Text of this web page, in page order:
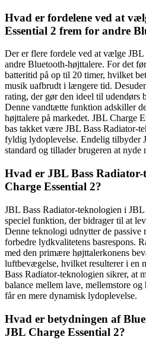
Hvad er fordelene ved at
Essential 2 frem for andre
Der er flere fordele ved at vælge
andre Bluetooth-højttalere. For det
batteritid på op til 20 timer, hvilket
musik uafbrudt i længere tid.
rating, der gør den ideel til udendørs
Denne vandtætte funktion adskiller
højttalere på markedet. JBL Charge
bas takket være JBL Bass Radiator-
fyldig lydoplevelse. Endelig tilbyder
standard og tillader brugeren at
Hvad er JBL Bass
Charge Essential 2?
JBL Bass Radiator-teknologien i JBL
speciel funktion, der bidrager til at
Denne teknologi udnytter de passive
forbedre lydkvalitetens basrespons.
med den primære højttalerkonens
luftbevægelse, hvilket resulterer i en
Bass Radiator-teknologien sikrer, at
balance mellem lave, mellemstore og
får en mere dynamisk lydoplevelse.
Hvad er betydningen af
JBL Charge Essential 2?